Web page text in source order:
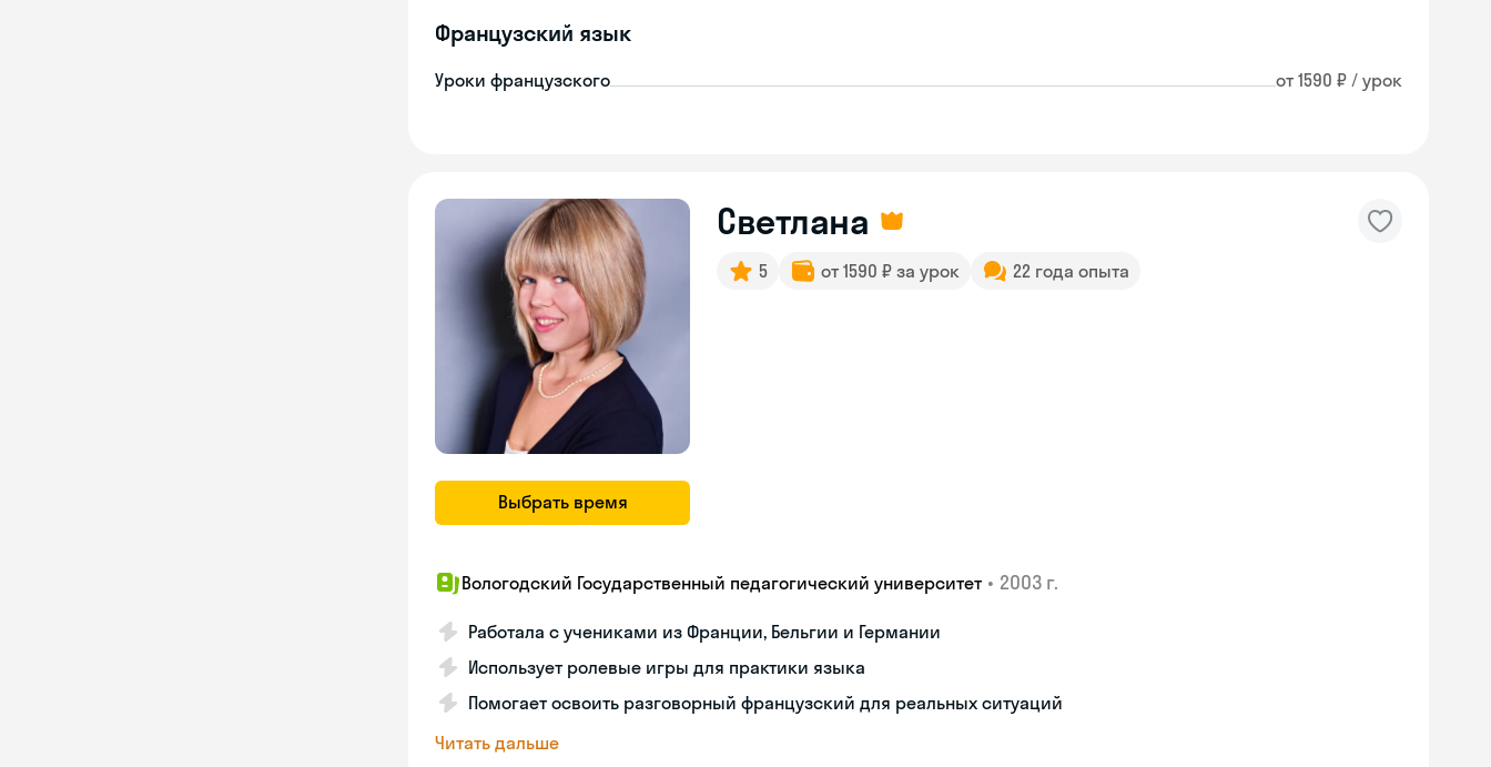
Французский язык
Уроки французского от 1590 ₽ / урок
Выбрать время
Светлана
5 от 1590 ₽ за урок 22 года опыта
Вологодский Государственный педагогический университет • 2003 г.
Работала с учениками из Франции, Бельгии и Германии
Использует ролевые игры для практики языка
Помогает освоить разговорный французский для реальных ситуаций
Читать дальше